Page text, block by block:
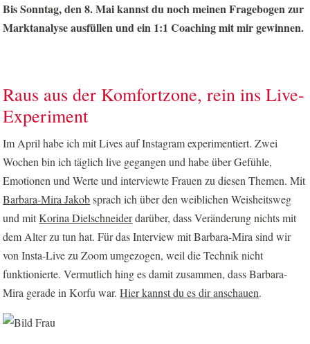
Bis Sonntag, den 8. Mai kannst du noch meinen Fragebogen zur
Marktanalyse ausfüllen und ein 1:1 Coaching mit mir gewinnen.
Raus aus der Komfortzone, rein ins Live-
Experiment
Im April habe ich mit Lives auf Instagram experimentiert. Zwei
Wochen bin ich täglich live gegangen und habe über Gefühle,
Emotionen und Werte und interviewte Frauen zu diesen Themen. Mit
Barbara-Mira Jakobsprach ich über den weiblichen Weisheitsweg
und mitKorina Dielschneiderdarüber, dass Veränderung nichts mit
dem Alter zu tun hat. Für das Interview mit Barbara-Mira sind wir
von Insta-Live zu Zoom umgezogen, weil die Technik nicht
funktionierte. Vermutlich hing es damit zusammen, dass Barbara-
Mira gerade in Korfu war.Hier kannst du es dir anschauen.